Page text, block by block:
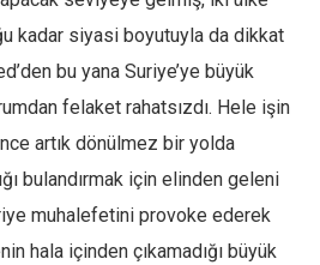
kadar siyasi boyutuyla da dikkat
bu yana Suriye’ye büyük
felaket rahatsızdı. Hele işin
artık dönülmez bir yolda
bulandırmak için elinden geleni
muhalefetini provoke ederek
hala içinden çıkamadığı büyük